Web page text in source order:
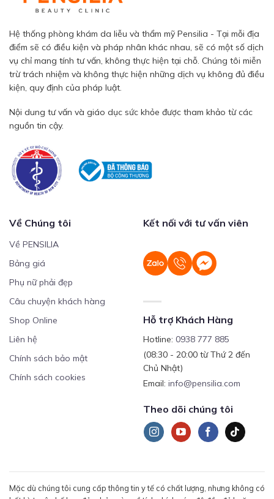
Hệ thống phòng khám da liễu và thẩm mỹ Pensilia - Tại mỗi địa
điểm sẽ có điều kiện và pháp nhân khác nhau, sẽ có một số dịch
vụ chỉ mang tính tư vấn, không thực hiện tại chỗ. Chúng tôi miễn
trừ trách nhiệm và không thực hiện những dịch vụ không đủ điều
kiện, quy định của pháp luật.
Nội dung tư vấn và giáo dục sức khỏe được tham khảo từ các
nguồn tin cậy.
Về Chúng tôi
Về PENSILIA
Bảng giá
Phụ nữ phải đẹp
Câu chuyện khách hàng
Shop Online
Liên hệ
Chính sách bảo mật
Chính sách cookies
Kết nối với tư vấn viên
Hỗ trợ Khách Hàng
Hotline: 0938 777 885
(08:30 - 20:00 từ Thứ 2 đến
Chủ Nhật)
Email: info@pensilia.com
Theo dõi chúng tôi
Mặc dù chúng tôi cung cấp thông tin y tế có chất lượng, nhưng không có